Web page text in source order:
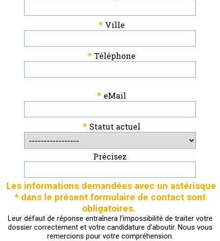
* Ville
* Téléphone
* eMail
* Statut actuel
Précisez
Les informations demandées avec un astérisque
* dans le présent formulaire de contact sont
obligatoires.
Leur défaut de réponse entraînera l’impossibilité de traiter votre
dossier correctement et votre candidature d’aboutir. Nous vous
remercions pour votre compréhension.